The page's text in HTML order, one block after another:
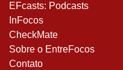
EFcasts: Podcasts
InFocos
CheckMate
Sobre o EntreFocos
Contato